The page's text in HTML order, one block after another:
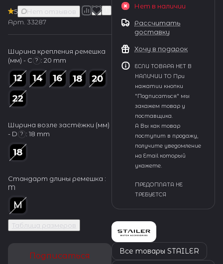
5
Нет отзывов
Арт. 33287
Ширина крепления ремешка
(мм) - С ? : 20 mm
Ширина возле застёжки (мм)
- D ? : 18 mm
Стандарт длины ремешка :
M
Таблица размеров
Подписаться
Нет в наличии
Рассчитать
доставку
Хочу в подарок
ЕСЛИ ТОВАРА НЕТ В
НАЛИЧИИ ТО При
нажатии кнопки
"Подписаться" мы
закажем товар у
поставщика.
А Вы как товар
поступит в продажу,
получите уведомление
на Email который
укажете.
ПРЕДОПЛАТА НЕ
ТРЕБУЕТСЯ
Все товары STAILER